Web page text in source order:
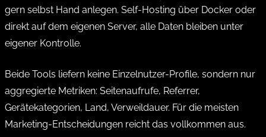
gern selbst Hand anlegen. Self-Hosting über Docker oder
direkt auf dem eigenen Server, alle Daten bleiben unter
eigener Kontrolle.
Beide Tools liefern keine Einzelnutzer-Profile, sondern nur
aggregierte Metriken: Seitenaufrufe, Referrer,
Gerätekategorien, Land, Verweildauer. Für die meisten
Marketing-Entscheidungen reicht das vollkommen aus.